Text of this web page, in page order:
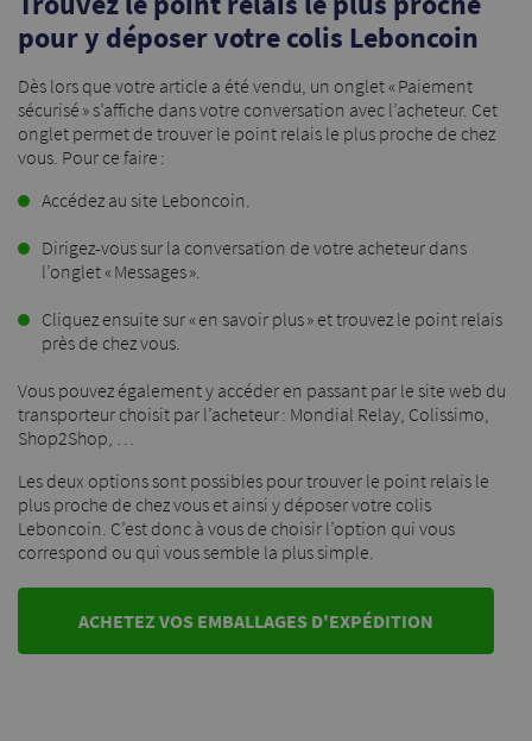
pour y déposer votre colis Leboncoin
Dès lors que votre article a été vendu, un onglet « Paiement
sécurisé » s’affiche dans votre conversation avec l’acheteur. Cet
onglet permet de trouver le point relais le plus proche de chez
vous. Pour ce faire :
Accédez au site Leboncoin.
Dirigez-vous sur la conversation de votre acheteur dans
l’onglet « Messages ».
Cliquez ensuite sur « en savoir plus » et trouvez le point relais
près de chez vous.
Vous pouvez également y accéder en passant par le site web du
transporteur choisit par l’acheteur : Mondial Relay, Colissimo,
Shop2Shop, …
Les deux options sont possibles pour trouver le point relais le
plus proche de chez vous et ainsi y déposer votre colis
Leboncoin. C’est donc à vous de choisir l’option qui vous
correspond ou qui vous semble la plus simple.
ACHETEZ VOS EMBALLAGES D'EXPÉDITION